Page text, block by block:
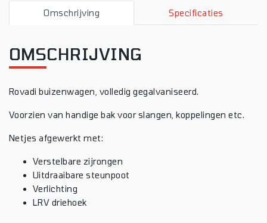
Omschrijving Specificaties
OMSCHRIJVING
Rovadi buizenwagen, volledig gegalvaniseerd.
Voorzien van handige bak voor slangen, koppelingen etc.
Netjes afgewerkt met:
Verstelbare zijrongen
Uitdraaibare steunpoot
Verlichting
LRV driehoek